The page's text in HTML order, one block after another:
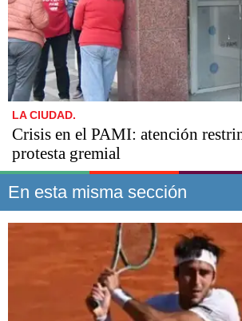
LA CIUDAD.
Crisis en el PAMI: atención
protesta gremial
En esta misma sección